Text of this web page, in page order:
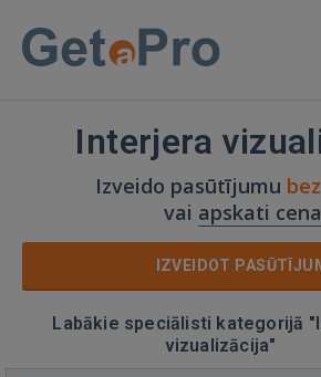
Interjera
Izveido pasūtījumu
vai apskati
IZVEIDOT
Labākie speciālisti kategorijā
vizualizācija"